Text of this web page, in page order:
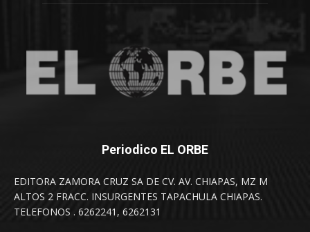
Periodico EL ORBE
EDITORA ZAMORA CRUZ SA DE CV. AV. CHIAPAS, MZ M
ALTOS 2 FRACC. INSURGENTES TAPACHULA CHIAPAS.
TELEFONOS . 6262241, 6262131